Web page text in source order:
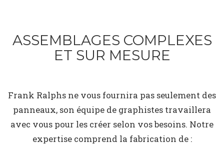
ASSEMBLAGES COMPLEXES
ET SUR MESURE
Frank Ralphs ne vous fournira pas seulement des
panneaux, son équipe de graphistes travaillera
avec vous pour les créer selon vos besoins. Notre
expertise comprend la fabrication de :